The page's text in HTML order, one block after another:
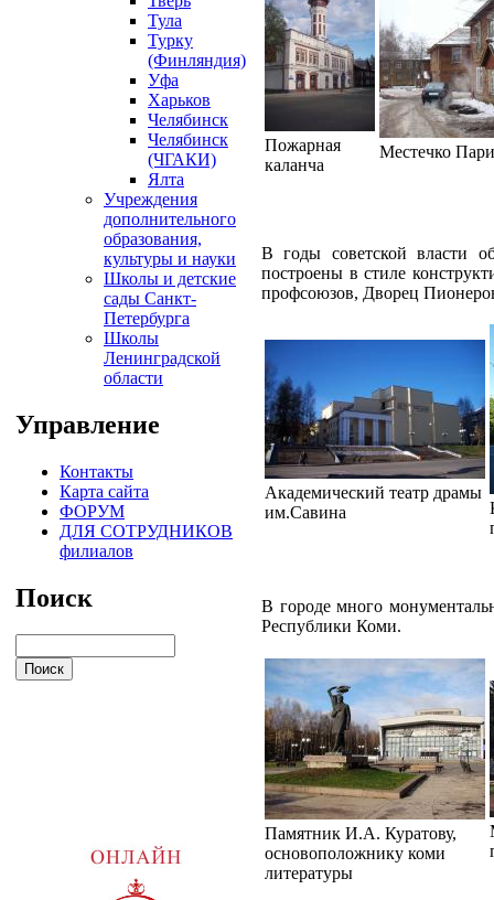
Тула
Турку
(Финляндия)
Уфа
Харьков
Челябинск
Челябинск
(ЧГАКИ)
Ялта
Учреждения
дополнительного
образования,
культуры и науки
Школы и детские
сады Санкт-
Петербурга
Школы
Ленинградской
области
Управление
Контакты
Карта сайта
ФОРУМ
ДЛЯ СОТРУДНИКОВ
филиалов
Поиск
Пожарная
каланча
Местечко
В годы советской власти
построены в стиле
профсоюзов, Дворец
Академический театр драмы
им.Савина
В городе много
Республики Коми.
Памятник И.А. Куратову,
основоположнику коми
литературы